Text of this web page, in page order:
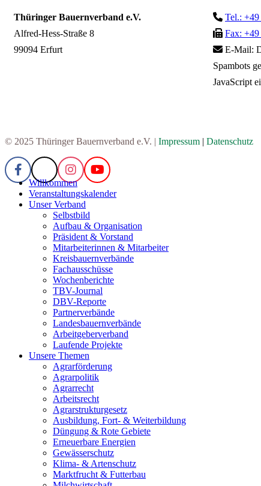
Thüringer Bauernverband e.V.
Alfred-Hess-Straße 8
99094 Erfurt
Tel.:
Fax:
E-Mail:
Spambots
JavaScript
© 2025 Thüringer Bauernverband e.V. | Impressum | Datenschutz
Willkommen
Veranstaltungskalender
Unser Verband
Selbstbild
Aufbau & Organisation
Präsident & Vorstand
Mitarbeiterinnen & Mitarbeiter
Kreisbauernverbände
Fachausschüsse
Wochenberichte
TBV-Journal
DBV-Reporte
Partnerverbände
Landesbauernverbände
Arbeitgeberverband
Laufende Projekte
Unsere Themen
Agrarförderung
Agrarpolitik
Agrarrecht
Arbeitsrecht
Agrarstrukturgesetz
Ausbildung, Fort- & Weiterbildung
Düngung & Rote Gebiete
Erneuerbare Energien
Gewässerschutz
Klima- & Artenschutz
Marktfrucht & Futterbau